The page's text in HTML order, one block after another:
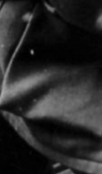
des mesures de
gratuites.